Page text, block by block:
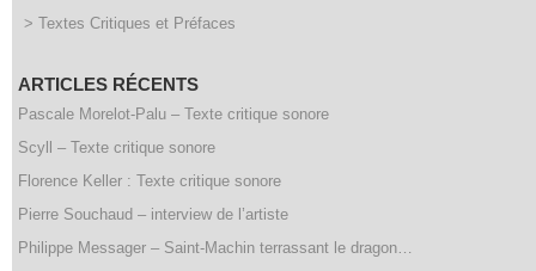
> Textes Critiques et Préfaces
ARTICLES RÉCENTS
Pascale Morelot-Palu – Texte critique sonore
Scyll – Texte critique sonore
Florence Keller : Texte critique sonore
Pierre Souchaud – interview de l’artiste
Philippe Messager – Saint-Machin terrassant le dragon…